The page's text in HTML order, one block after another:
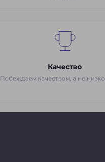
Качество
Побеждаем качеством, а не